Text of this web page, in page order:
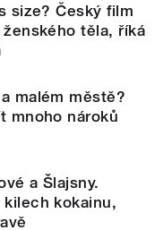
size? Český film
těla, říká
malém městě?
mnoho nároků
a Šlajsny.
kokainu,